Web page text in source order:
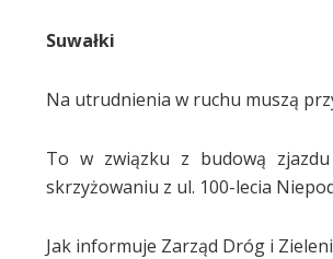
Suwałki
Na utrudnienia w ruchu muszą
To w związku z budową
skrzyżowaniu z ul. 100-lecia
Jak informuje Zarząd Dróg i